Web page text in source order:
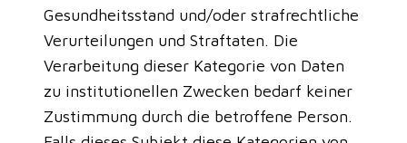
Gesundheitsstand und/oder strafrechtliche
Verurteilungen und Straftaten. Die
Verarbeitung dieser Kategorie von Daten
zu institutionellen Zwecken bedarf keiner
Zustimmung durch die betroffene Person.